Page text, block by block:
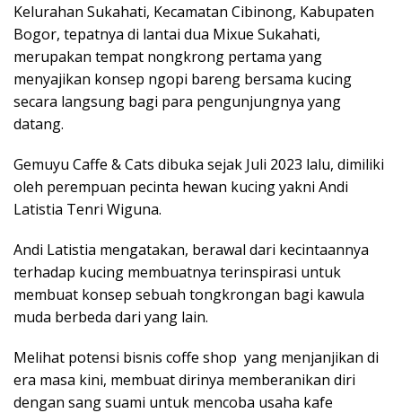
Kelurahan Sukahati, Kecamatan Cibinong, Kabupaten
Bogor, tepatnya di lantai dua Mixue Sukahati,
merupakan tempat nongkrong pertama yang
menyajikan konsep ngopi bareng bersama kucing
secara langsung bagi para pengunjungnya yang
datang.
Gemuyu Caffe & Cats dibuka sejak Juli 2023 lalu, dimiliki
oleh perempuan pecinta hewan kucing yakni Andi
Latistia Tenri Wiguna.
Andi Latistia mengatakan, berawal dari kecintaannya
terhadap kucing membuatnya terinspirasi untuk
membuat konsep sebuah tongkrongan bagi kawula
muda berbeda dari yang lain.
Melihat potensi bisnis coffe shop yang menjanjikan di
era masa kini, membuat dirinya memberanikan diri
dengan sang suami untuk mencoba usaha kafe